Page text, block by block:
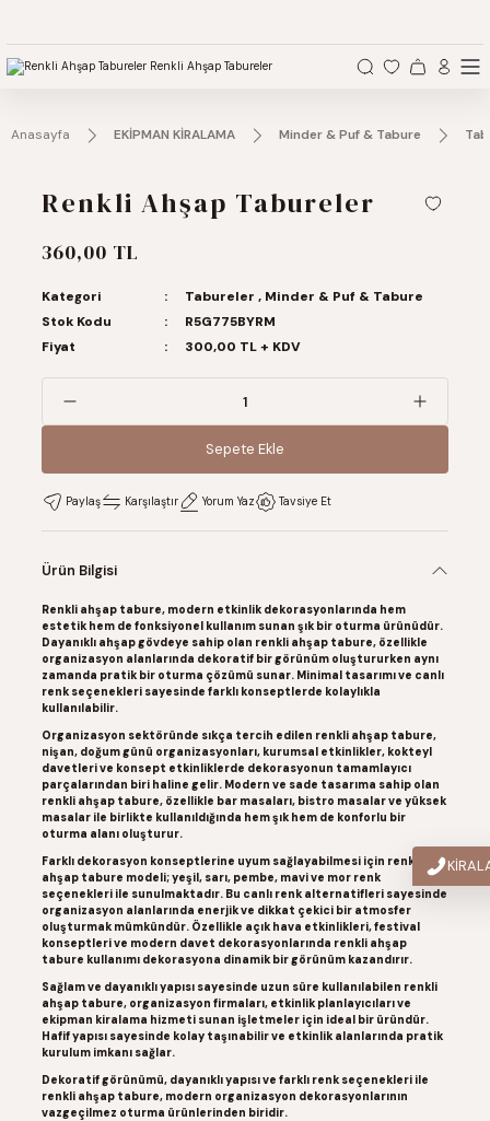
Anasayfa EKİPMAN KİRALAMA Minder & Puf & Tabure
Renkli Ahşap Tabureler
360,00 TL
Kategori Tabureler , Minder & Puf & Tabure
Stok Kodu
R5G775BYRM
Fiyat
300,00 TL + KDV
Sepete Ekle
Sepete Ekle
Paylaş Karşılaştır Yorum Yaz Tavsiye Et
Ürün Bilgisi
Renkli ahşap tabure, modern etkinlik dekorasyonlarında hem
estetik hem de fonksiyonel kullanım sunan şık bir oturma ürünüdür.
Dayanıklı ahşap gövdeye sahip olan renkli ahşap tabure, özellikle
organizasyon alanlarında dekoratif bir görünüm oluştururken aynı
zamanda pratik bir oturma çözümü sunar. Minimal tasarımı ve canlı
renk seçenekleri sayesinde farklı konseptlerde kolaylıkla
kullanılabilir.
Organizasyon sektöründe sıkça tercih edilen renkli ahşap tabure,
nişan, doğum günü organizasyonları, kurumsal etkinlikler, kokteyl
davetleri ve konsept etkinliklerde dekorasyonun tamamlayıcı
parçalarından biri haline gelir. Modern ve sade tasarıma sahip olan
renkli ahşap tabure, özellikle bar masaları, bistro masalar ve yüksek
masalar ile birlikte kullanıldığında hem şık hem de konforlu bir
oturma alanı oluşturur.
Farklı dekorasyon konseptlerine uyum sağlayabilmesi için renkli
ahşap tabure modeli;yeşil, sarı, pembe, mavi ve mor renk
seçenekleri ile sunulmaktadır. Bu canlı renk alternatifleri sayesinde
organizasyon alanlarında enerjik ve dikkat çekici bir atmosfer
oluşturmak mümkündür. Özellikle açık hava etkinlikleri, festival
konseptleri ve modern davet dekorasyonlarında renkli ahşap
tabure kullanımı dekorasyona dinamik bir görünüm kazandırır.
Sağlam ve dayanıklı yapısı sayesinde uzun süre kullanılabilen renkli
ahşap tabure, organizasyon firmaları, etkinlik planlayıcıları ve
ekipman kiralama hizmeti sunan işletmeler için ideal bir üründür.
Hafif yapısı sayesinde kolay taşınabilir ve etkinlik alanlarında pratik
kurulum imkanı sağlar.
Dekoratif görünümü, dayanıklı yapısı ve farklı renk seçenekleri ile
renkli ahşap tabure, modern organizasyon dekorasyonlarının
vazgeçilmez oturma ürünlerinden biridir.